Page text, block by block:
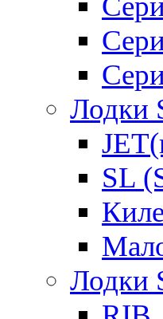
Лодки
SL
Лодки